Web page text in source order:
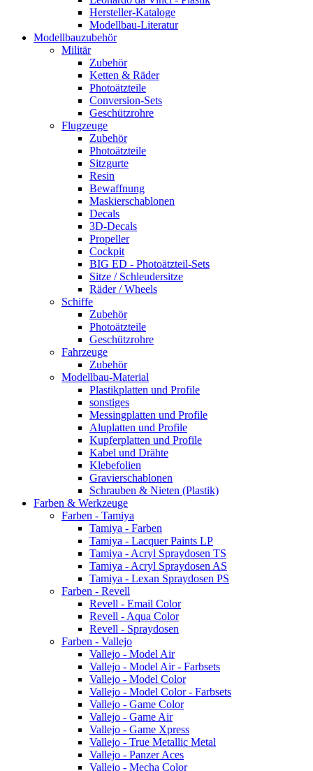
Hersteller-Kataloge
Modellbau-Literatur
Modellbauzubehör
Militär
Zubehör
Ketten & Räder
Photoätzteile
Conversion-Sets
Geschützrohre
Flugzeuge
Zubehör
Photoätzteile
Sitzgurte
Resin
Bewaffnung
Maskierschablonen
Decals
3D-Decals
Propeller
Cockpit
BIG ED - Photoätzteil-Sets
Sitze / Schleudersitze
Räder / Wheels
Schiffe
Zubehör
Photoätzteile
Geschützrohre
Fahrzeuge
Zubehör
Modellbau-Material
Plastikplatten und Profile
sonstiges
Messingplatten und Profile
Aluplatten und Profile
Kupferplatten und Profile
Kabel und Drähte
Klebefolien
Gravierschablonen
Schrauben & Nieten (Plastik)
Farben & Werkzeuge
Farben - Tamiya
Tamiya - Farben
Tamiya - Lacquer Paints LP
Tamiya - Acryl Spraydosen TS
Tamiya - Acryl Spraydosen AS
Tamiya - Lexan Spraydosen PS
Farben - Revell
Revell - Email Color
Revell - Aqua Color
Revell - Spraydosen
Farben - Vallejo
Vallejo - Model Air
Vallejo - Model Air - Farbsets
Vallejo - Model Color
Vallejo - Model Color - Farbsets
Vallejo - Game Color
Vallejo - Game Air
Vallejo - Game Xpress
Vallejo - True Metallic Metal
Vallejo - Panzer Aces
Vallejo - Mecha Color